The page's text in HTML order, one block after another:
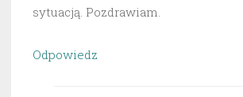
sytuacją. Pozdrawiam.
Odpowiedz